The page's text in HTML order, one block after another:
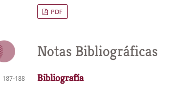
PDF
Notas Bibliográficas
Bibliografía
187-188